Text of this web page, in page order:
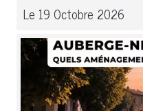
Le 19 Octobre 2026